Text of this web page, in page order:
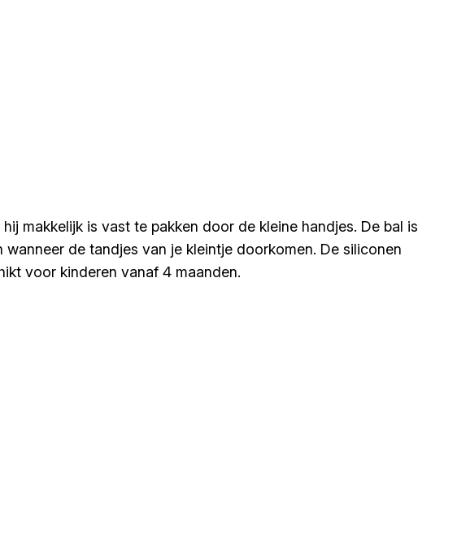
makkelijk is vast te pakken door de kleine handjes. De bal is
de tandjes van je kleintje doorkomen. De siliconen
voor kinderen vanaf 4 maanden.